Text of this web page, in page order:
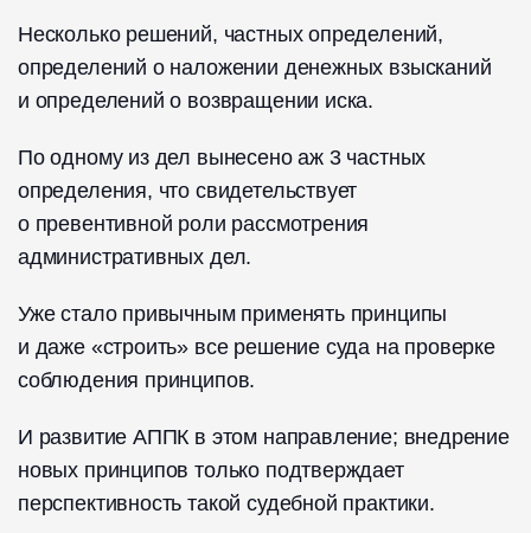
Несколько решений, частных определений,
определений о наложении денежных взысканий
и определений о возвращении иска.
По одному из дел вынесено аж 3 частных
определения, что свидетельствует
о превентивной роли рассмотрения
административных дел.
Уже стало привычным применять принципы
и даже «строить» все решение суда на проверке
соблюдения принципов.
И развитие АППК в этом направление; внедрение
новых принципов только подтверждает
перспективность такой судебной практики.